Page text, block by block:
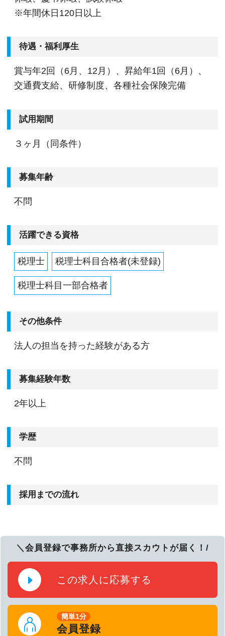
※年間休日120日以上
待遇・福利厚生
賞与年2回（6月、12月）、昇給年1回（6月）、
交通費支給、研修制度、各種社会保険完備
試用期間
３ヶ月（同条件）
募集年齢
不問
活躍できる資格
税理士 税理士科目合格者(未登録)
税理士科目一部合格者
その他条件
法人の担当を持った経験がある方
募集経験年数
2年以上
学歴
不問
採用までの流れ
＼会員登録で事務所から直接スカウトが届く！/
この求人に応募する
簡単1分
会員登録